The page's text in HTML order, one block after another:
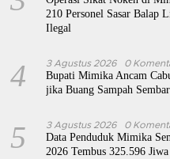
210 Personel Sasar Balap
Ilegal
4 3 Agustus 2026 0
Bupati Mimika Ancam
jika Buang Sampah
5 3 Agustus 2026 0
Data Penduduk Mimika
2026 Tembus 325.596 Jiwa